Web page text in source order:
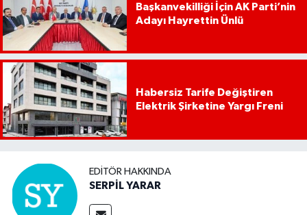
Başkanvekilliği İçin AK Parti’nin
Adayı Hayrettin Ünlü
Habersiz Tarife Değiştiren
Elektrik Şirketine Yargı Freni
EDITÖR HAKKINDA
SERPİL YARAR